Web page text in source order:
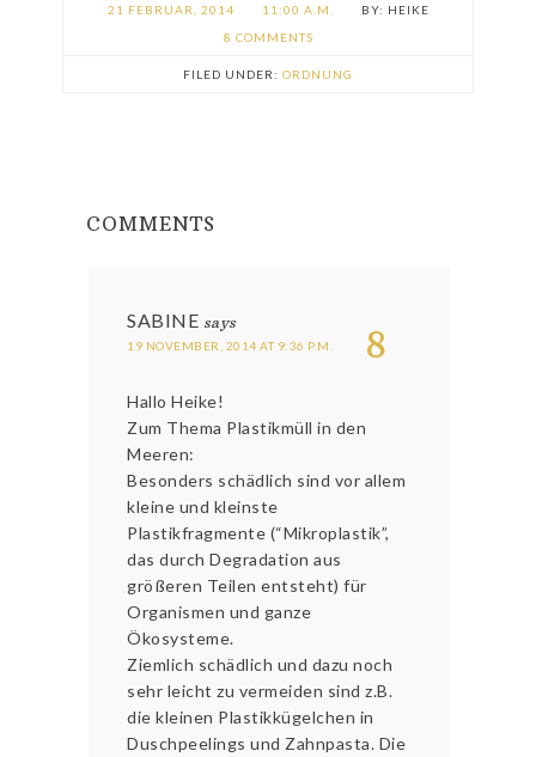
21 FEBRUAR, 2014 11:00 A.M.
HEIKE
8 COMMENTS
FILED UNDER: ORDNUNG
COMMENTS
8
SABINE says
19 NOVEMBER, 2014 AT 9:36 P.M.
Hallo Heike!
Zum Thema Plastikmüll in den
Meeren:
Besonders schädlich sind vor allem
kleine und kleinste
Plastikfragmente (“Mikroplastik”,
das durch Degradation aus
größeren Teilen entsteht) für
Organismen und ganze
Ökosysteme.
Ziemlich schädlich und dazu noch
sehr leicht zu vermeiden sind z.B.
die kleinen Plastikkügelchen in
Duschpeelings und Zahnpasta. Die